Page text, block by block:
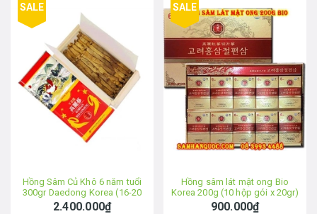
SALE
Hồng Sâm Củ Khô 6 năm tuổi
300gr Daedong Korea (16-20
củ)
2.400.000₫
SALE
Hồng sâm lát mật ong Bio
Korea 200g (10 hộp gói x 20gr)
900.000₫